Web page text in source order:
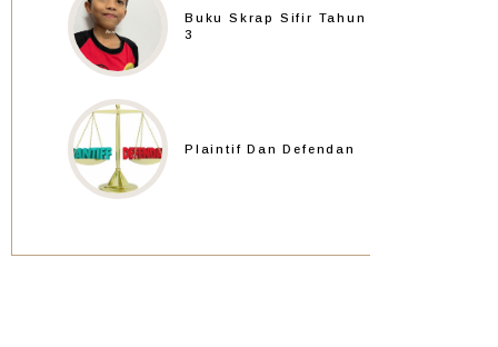
Buku Skrap Sifir Tahun
3
Plaintif Dan Defendan